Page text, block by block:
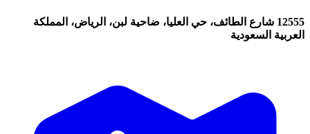
12555 شارع الطائف، حي العليا، ضاحية لبن، الرياض، المملكة
العربية السعودية